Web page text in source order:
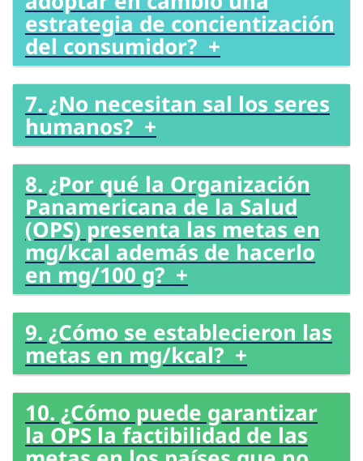
estrategia de concientización
del consumidor? +
7. ¿No necesitan sal los seres
humanos? +
8. ¿Por qué la Organización
Panamericana de la Salud
(OPS) presenta las metas en
mg/kcal además de hacerlo
en mg/100 g? +
9. ¿Cómo se establecieron las
metas en mg/kcal? +
10. ¿Cómo puede garantizar
la OPS la factibilidad de las